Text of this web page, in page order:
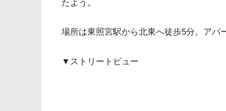
たよう。
場所は東照宮駅から北東へ徒歩5分。アパ
▼ストリートビュー